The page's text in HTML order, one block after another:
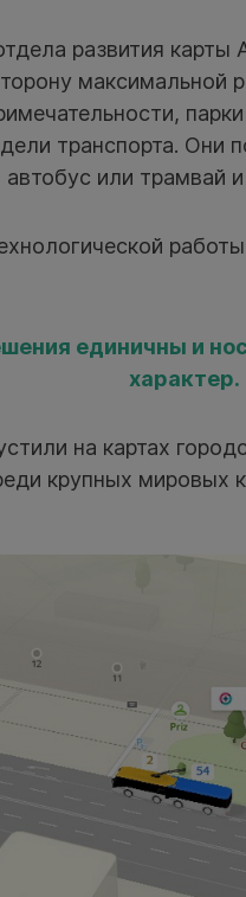
развития карты
максимальной
транспорта. Они
или трамвай
единичны и
характер.
на картах
крупных мировых